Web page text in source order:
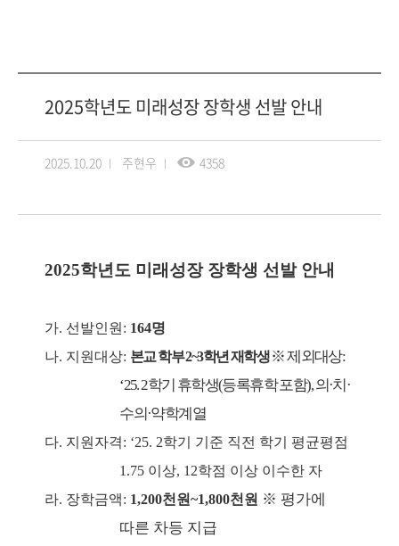
2025학년도 미래성장 장학생 선발 안내
2025.10.20 주현우 4358
2025학년도 미래성장 장학생 선발 안내
가. 선발인원 : 164명
나. 지원대상: 본교 학부2~3학년 재학생 ※제외대상:
‘25. 2학기 휴학생(등록휴학 포함),의·치 ·
수의·약학계열
다. 지원자격: ‘25. 2학기 기준 직전 학기 평균평점
1.75 이상, 12학점 이상 이수한 자
라. 장학금액: 1,200천원~1,800천원 ※ 평가에
따른 차등 지급